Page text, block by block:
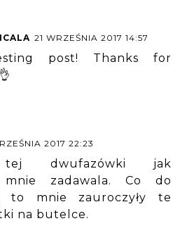
21 WRZEŚNIA 2017 14:57
post! Thanks for
2017 22:23
tej dwufazówki jak
mnie zadawala. Co do
to mnie zauroczyły te
na butelce.